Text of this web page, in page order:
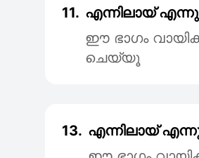
11. എന്നിലായ്
ഈ ഭാഗം
ചെയ്യൂ
13. എന്നിലായ്